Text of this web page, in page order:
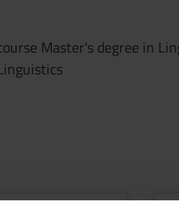
Master's degree in